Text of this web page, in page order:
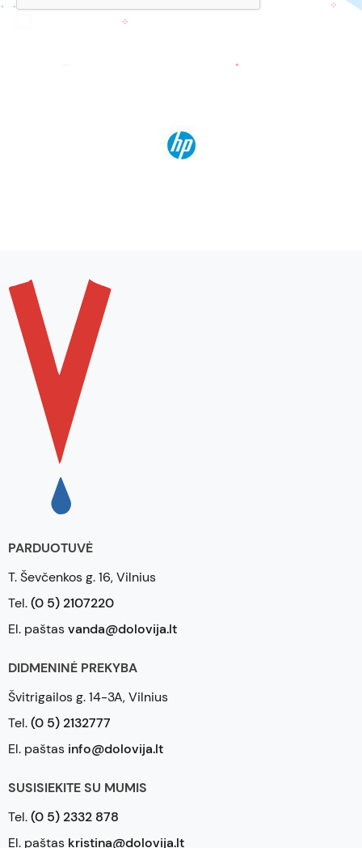
PARDUOTUVĖ
T. Ševčenkos g. 16, Vilnius
Tel.(0 5) 2107220
El. paštasvanda@dolovija.lt
DIDMENINĖ PREKYBA
Švitrigailos g. 14-3A, Vilnius
Tel.(0 5) 2132777
El. paštas info@dolovija.lt
SUSISIEKITE SU MUMIS
Tel.(0 5) 2332 878
El. paštas kristina@dolovija.lt